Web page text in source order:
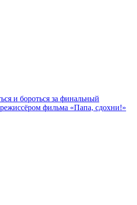
и бороться за финальный
фильма «Папа, сдохни!»